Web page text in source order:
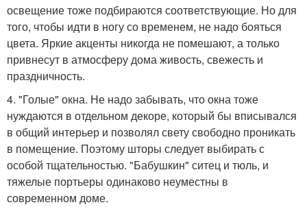
освещение тоже подбираются соответствующие. Но для
того, чтобы идти в ногу со временем, не надо бояться
цвета. Яркие акценты никогда не помешают, а только
привнесут в атмосферу дома живость, свежесть и
праздничность.
4. "Голые" окна. Не надо забывать, что окна тоже
нуждаются в отдельном декоре, который бы вписывался
в общий интерьер и позволял свету свободно проникать
в помещение. Поэтому шторы следует выбирать с
особой тщательностью. "Бабушкин" ситец и тюль, и
тяжелые портьеры одинаково неуместны в
современном доме.